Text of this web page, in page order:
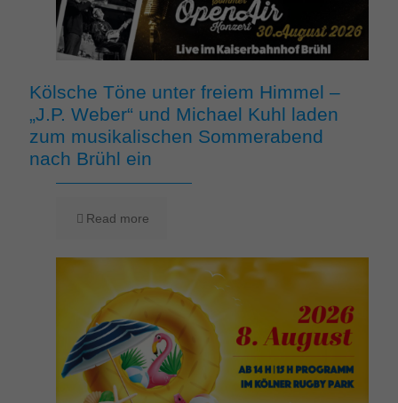
Kölsche Töne unter freiem Himmel –
„J.P. Weber“ und Michael Kuhl laden
zum musikalischen Sommerabend
nach Brühl ein
Read more